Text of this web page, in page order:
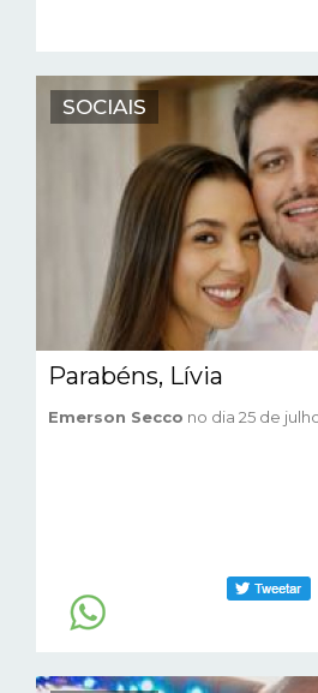
SOCIAIS
Parabéns, Lívia
Emerson Secco no dia 25 de